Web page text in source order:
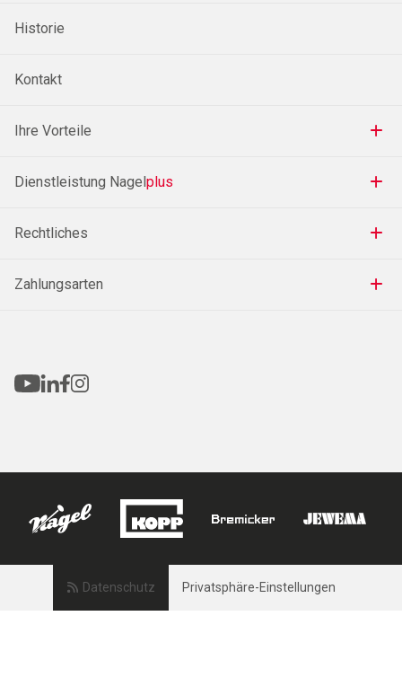
Historie
Kontakt
Ihre Vorteile
Dienstleistung Nagel plus
Rechtliches
Zahlungsarten
Datenschutz Privatsphäre-Einstellungen